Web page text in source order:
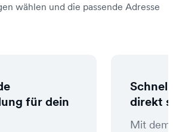
wählen und die passende Adresse
für dein
direkt
Mit dem